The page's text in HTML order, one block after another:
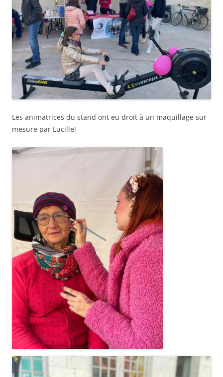
Les animatrices du stand ont eu droit à un maquillage sur
mesure par Lucille!